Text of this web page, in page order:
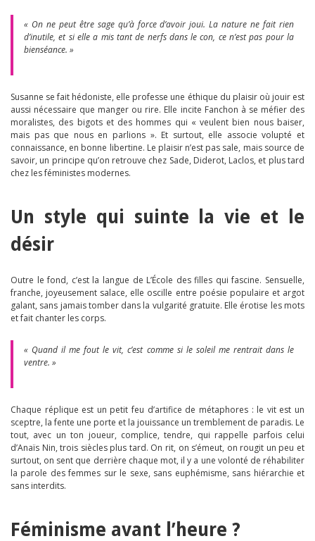
« On ne peut être sage qu’à force d’avoir joui. La nature ne fait rien
d’inutile, et si elle a mis tant de nerfs dans le con, ce n’est pas pour la
bienséance. »
Susanne se fait hédoniste, elle professe une éthique du plaisir où jouir est
aussi nécessaire que manger ou rire. Elle incite Fanchon à se méfier des
moralistes, des bigots et des hommes qui « veulent bien nous baiser,
mais pas que nous en parlions ». Et surtout, elle associe volupté et
connaissance, en bonne libertine. Le plaisir n’est pas sale, mais source de
savoir, un principe qu’on retrouve chez Sade, Diderot, Laclos, et plus tard
chez les féministes modernes.
Un style qui suinte la vie et le
désir
Outre le fond, c’est la langue de L’École des filles qui fascine. Sensuelle,
franche, joyeusement salace, elle oscille entre poésie populaire et argot
galant, sans jamais tomber dans la vulgarité gratuite. Elle érotise les mots
et fait chanter les corps.
« Quand il me fout le vit, c’est comme si le soleil me rentrait dans le
ventre. »
Chaque réplique est un petit feu d’artifice de métaphores : le vit est un
sceptre, la fente une porte et la jouissance un tremblement de paradis. Le
tout, avec un ton joueur, complice, tendre, qui rappelle parfois celui
d’Anaïs Nin, trois siècles plus tard. On rit, on s’émeut, on rougit un peu et
surtout, on sent que derrière chaque mot, il y a une volonté de réhabiliter
la parole des femmes sur le sexe, sans euphémisme, sans hiérarchie et
sans interdits.
Féminisme avant l’heure ?